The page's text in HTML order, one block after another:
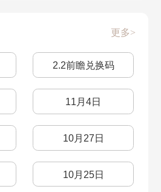
角色技能介绍
前期体力规划
速度有什么用
克拉拉配队
评书奇谈三
评书奇谈一
封锁扇区四
封锁扇区二
漫藏海盗三
漫藏海盗一
猎星游戏三
猎星游戏一
更多>
2.2前瞻兑换码
11月4日
10月27日
10月25日